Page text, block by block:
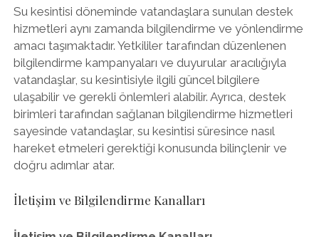
Su kesintisi döneminde vatandaşlara sunulan destek
hizmetleri aynı zamanda bilgilendirme ve yönlendirme
amacı taşımaktadır. Yetkililer tarafından düzenlenen
bilgilendirme kampanyaları ve duyurular aracılığıyla
vatandaşlar, su kesintisiyle ilgili güncel bilgilere
ulaşabilir ve gerekli önlemleri alabilir. Ayrıca, destek
birimleri tarafından sağlanan bilgilendirme hizmetleri
sayesinde vatandaşlar, su kesintisi süresince nasıl
hareket etmeleri gerektiği konusunda bilinçlenir ve
doğru adımlar atar.
İletişim ve Bilgilendirme Kanalları